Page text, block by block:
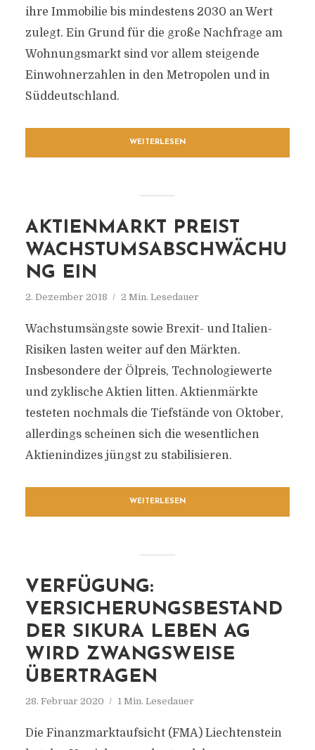
ihre Immobilie bis mindestens 2030 an Wert
zulegt. Ein Grund für die große Nachfrage am
Wohnungsmarkt sind vor allem steigende
Einwohnerzahlen in den Metropolen und in
Süddeutschland.
WEITERLESEN
AKTIENMARKT PREIST
WACHSTUMSABSCHWÄCHU
NG EIN
2. Dezember 2018 2 Min. Lesedauer
Wachstumsängste sowie Brexit- und Italien-
Risiken lasten weiter auf den Märkten.
Insbesondere der Ölpreis, Technologiewerte
und zyklische Aktien litten. Aktienmärkte
testeten nochmals die Tiefstände von Oktober,
allerdings scheinen sich die wesentlichen
Aktienindizes jüngst zu stabilisieren.
WEITERLESEN
VERFÜGUNG:
VERSICHERUNGSBESTAND
DER SIKURA LEBEN AG
WIRD ZWANGSWEISE
ÜBERTRAGEN
28. Februar 2020 1 Min. Lesedauer
Die Finanzmarktaufsicht (FMA) Liechtenstein